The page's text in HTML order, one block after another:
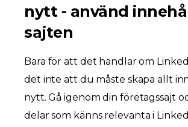
nytt - använd
sajten
Bara för att det handlar om
det inte att du måste skapa allt
nytt. Gå igenom din företagssajt
delar som känns relevanta i